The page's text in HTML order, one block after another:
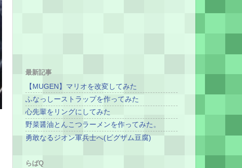
最新記事
【MUGEN】マリオを改変してみた
ふなっしーストラップを作ってみた
心先輩をリングにしてみた
野菜醤油とんこつラーメンを作ってみた。
勇敢なるジオン軍兵士へ(ビグザム豆腐)
らばQ